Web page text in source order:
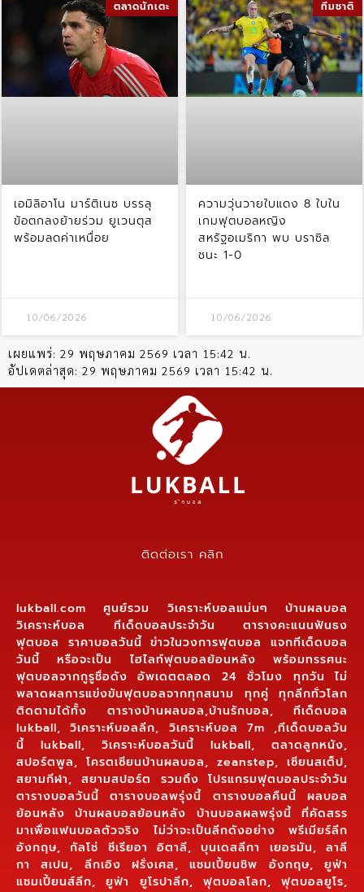
ตลาดนักเตะ
เอมิลิอาโน มาร์ติเนซ บรรลุ
ข้อตกลงย้ายร่วม ยูเวนตุส
พร้อมลดค่าเหนื่อย
10/06/2026
ทีมชาติ
ความวุ่นวายใบแดง 8 ใบใน
เกมฟุตบอลหญิง
สหรัฐอเมริกา พบ บราซิล
ชนะ 1-0
10/06/2026
เผยแพร่: 29 พฤษภาคม 2569 เวลา 15:42 น.
อัปเดตล่าสุด: 29 พฤษภาคม 2569 เวลา 15:42 น.
ติดต่อเรา คลิก
lukball.com ศูนย์รวม วิเคราะห์บอลแม่นๆ บ้านผลบอล
วิเคราะห์บอล ทีเด็ดบอลประจำวัน ตารางคะแนนฟันธง
ฟุตบอล ราคาบอลวันนี้ ข่าวในวงการฟุตบอล แจกทีเด็ดบอล
วันนี้ หรือจะเป็น ไฮไลท์ฟุตบอลย้อนหลัง พร้อมทรรศนะ
ฟุตบอลจากกูรูชื่อดัง อัพเดตตลอด 24 ชั่วโมง ทุกวัน ไม่
พลาดผลการแข่งขันฟุตบอลจากทุกสนาม ทุกคู่ ทุกลีกทั่วโลก
ติดตามได้ทั้ง ตารางบ้านผลบอล,บ้านรักบอล, ทีเด็ดบอล
lukball, วิเคราะห์บอลลีก, วิเคราะห์บอล 7m ,ทีเด็ดบอลวัน
นี้ lukball, วิเคราะห์บอลวันนี้ lukball, ตลาดลูกหนัง,
สปอร์ตพูล, โครตเซียนบ้านผลบอล, zeanstep, เซียนสเต็ป,
สยามกีฬา, สยามสปอร์ต รวมถึง โปรแกรมฟุตบอลประจำวัน
ตารางบอลวันนี้ ตารางบอลพรุ่งนี้ ตารางบอลคืนนี้ ผลบอล
ย้อนหลัง บ้านผลบอลย้อนหลัง บ้านบอลผลพรุ่งนี้ ที่คัดสรร
มาเพื่อแฟนบอลตัวจริง ไม่ว่าจะเป็นลีกดังอย่าง พรีเมียร์ลีก
อังกฤษ, กัลโช่ ซีเรียอา อิตาลี, บุนเดสลีกา เยอรมัน, ลาลี
กา สเปน, ลีกเอิง ฝรั่งเศส, แชมเปี้ยนชิพ อังกฤษ, ยูฟ่า
แชมเปี้ยนส์ลีก, ยูฟ่า ยูโรปาลีก, ฟุตบอลโลก, ฟุตบอลยูโร,